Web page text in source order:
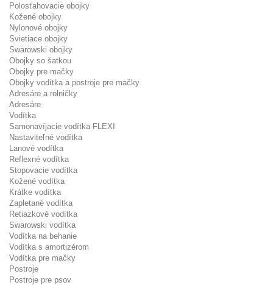
Polosťahovacie obojky
Kožené obojky
Nylonové obojky
Svietiace obojky
Swarowski obojky
Obojky so šatkou
Obojky pre mačky
Obojky vodítka a postroje pre mačky
Adresáre a rolničky
Adresáre
Vodítka
Samonavíjacie vodítka FLEXI
Nastaviteľné vodítka
Lanové vodítka
Reflexné vodítka
Stopovacie vodítka
Kožené vodítka
Krátke vodítka
Zapletané vodítka
Retiazkové vodítka
Swarowski vodítka
Vodítka na behanie
Vodítka s amortizérom
Vodítka pre mačky
Postroje
Postroje pre psov